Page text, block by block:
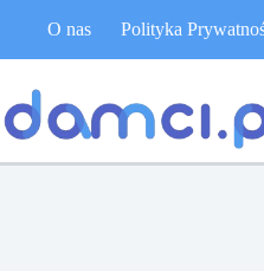
O nas Polityka